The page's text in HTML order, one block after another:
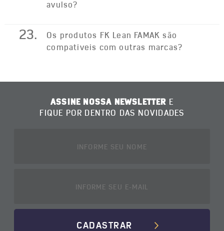
avulso?
23.
Os produtos FK Lean FAMAK são
compativeis com outras marcas?
ASSINE NOSSA NEWSLETTER E
FIQUE POR DENTRO DAS NOVIDADES
CADASTRAR